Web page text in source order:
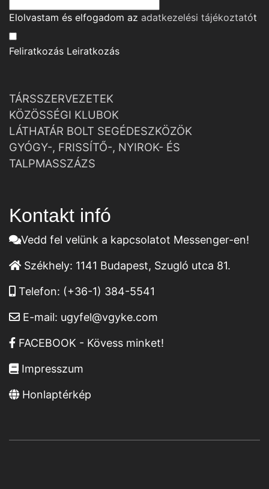
Elolvastam és elfogadom az adatkezelési tájékoztatót
Feliratkozás Leiratkozás
TÁRSSZERVEZETEK
KÖZÖSSÉGI KLUBOK
LÁTHATÁR BOLT SEGÉDESZKÖZÖK
GYÓGY-, FRISSÍTŐ-, NYIROK- ÉS
TALPMASSZÁZS
Kontakt infó
Vedd fel velünk a kapcsolatot Messenger-en!
Székhely: 1141 Budapest, Szugló utca 81.
Telefon: (+36-1) 384-5541
E-mail: ugyfel@vgyke.com
FACEBOOK - Kövess minket!
Impresszum
Honlaptérkép